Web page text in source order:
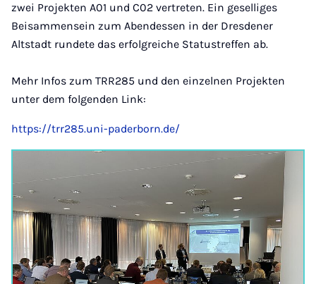
zwei Projekten A01 und C02 vertreten. Ein geselliges
Beisammensein zum Abendessen in der Dresdener
Altstadt rundete das erfolgreiche Statustreffen ab.
Mehr Infos zum TRR285 und den einzelnen Projekten
unter dem folgenden Link:
https://trr285.uni-paderborn.de/